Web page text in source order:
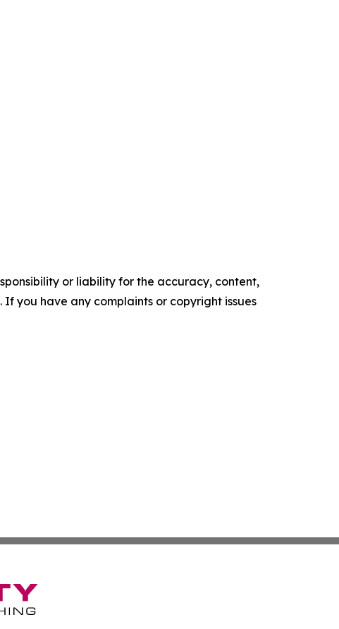
or liability for the accuracy, content,
you have any complaints or copyright issues